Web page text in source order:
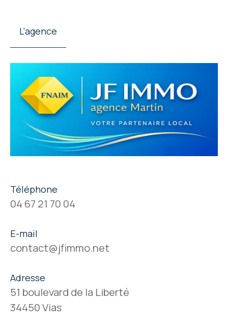
L'agence
Téléphone
04 67 21 70 04
E-mail
contact@jfimmo.net
Adresse
51 boulevard de la Liberté
34450 Vias